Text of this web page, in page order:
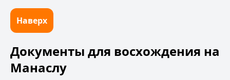
Наверх
Документы для восхождения на
Манаслу